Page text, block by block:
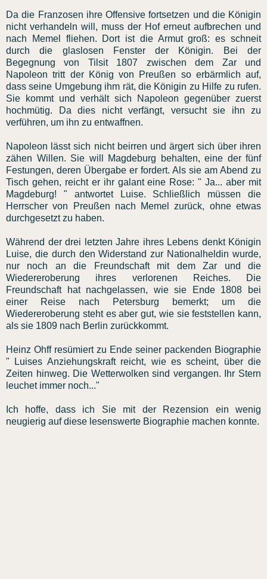
Da die Franzosen ihre Offensive fortsetzen und die Königin
nicht verhandeln will, muss der Hof erneut aufbrechen und
nach Memel fliehen. Dort ist die Armut groß: es schneit
durch die glaslosen Fenster der Königin. Bei der
Begegnung von Tilsit 1807 zwischen dem Zar und
Napoleon tritt der König von Preußen so erbärmlich auf,
dass seine Umgebung ihm rät, die Königin zu Hilfe zu rufen.
Sie kommt und verhält sich Napoleon gegenüber zuerst
hochmütig. Da dies nicht verfängt, versucht sie ihn zu
verführen, um ihn zu entwaffnen.
Napoleon lässt sich nicht beirren und ärgert sich über ihren
zähen Willen. Sie will Magdeburg behalten, eine der fünf
Festungen, deren Übergabe er fordert. Als sie am Abend zu
Tisch gehen, reicht er ihr galant eine Rose: " Ja... aber mit
Magdeburg! " antwortet Luise. Schließlich müssen die
Herrscher von Preußen nach Memel zurück, ohne etwas
durchgesetzt zu haben.
Während der drei letzten Jahre ihres Lebens denkt Königin
Luise, die durch den Widerstand zur Nationalheldin wurde,
nur noch an die Freundschaft mit dem Zar und die
Wiedereroberung ihres verlorenen Reiches. Die
Freundschaft hat nachgelassen, wie sie Ende 1808 bei
einer Reise nach Petersburg bemerkt; um die
Wiedereroberung steht es aber gut, wie sie feststellen kann,
als sie 1809 nach Berlin zurückkommt.
Heinz Ohff resümiert zu Ende seiner packenden Biographie
" Luises Anziehungskraft reicht, wie es scheint, über die
Zeiten hinweg. Die Wetterwolken sind vergangen. Ihr Stern
leuchet immer noch..."
Ich hoffe, dass ich Sie mit der Rezension ein wenig
neugierig auf diese lesenswerte Biographie machen konnte.